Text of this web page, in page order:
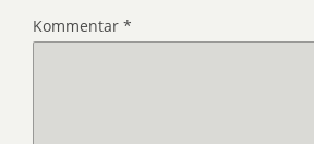
Kommentar *